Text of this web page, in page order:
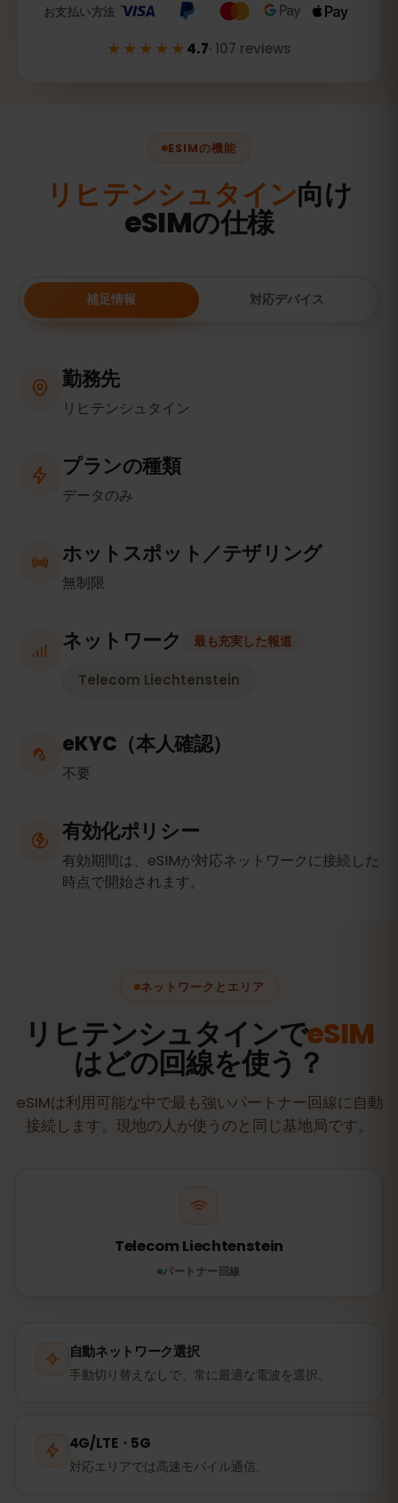
お支払い方法
★★★★★ 4.7· 107 reviews
ESIMの機能
リヒテンシュタイン向け
eSIMの仕様
補足情報 対応デバイス
勤務先
リヒテンシュタイン
プランの種類
データのみ
ホットスポット／テザリング
無制限
ネットワーク 最も充実した報道
Telecom Liechtenstein
eKYC（本人確認）
不要
有効化ポリシー
有効期間は、eSIMが対応ネットワークに接続した
時点で開始されます。
ネットワークとエリア
リヒテンシュタインでeSIM
はどの回線を使う？
eSIMは利用可能な中で最も強いパートナー回線に自動
接続します。現地の人が使うのと同じ基地局です。
Telecom Liechtenstein
パートナー回線
自動ネットワーク選択
手動切り替えなしで、常に最適な電波を選択。
4G/LTE・5G
対応エリアでは高速モバイル通信。